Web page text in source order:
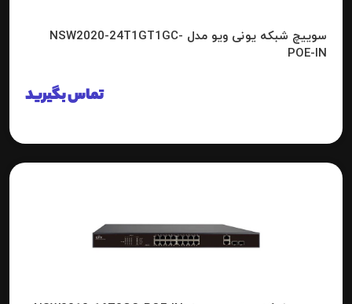
سوییچ شبکه یونی ویو مدل NSW2020-24T1GT1GC-
POE-IN
تماس بگیرید